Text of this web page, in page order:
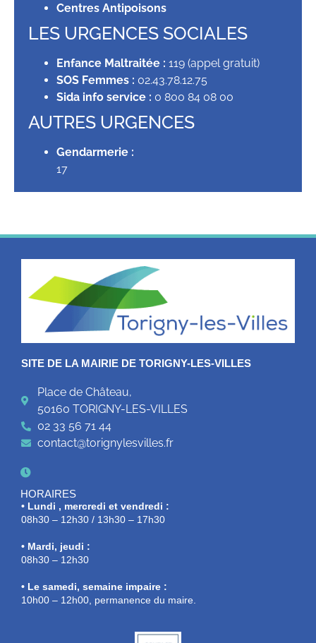
Centres Antipoisons
LES URGENCES SOCIALES
Enfance Maltraitée : 119 (appel gratuit)
SOS Femmes : 02.43.78.12.75
Sida info service : 0 800 84 08 00
AUTRES URGENCES
Gendarmerie :
17
SITE DE LA MAIRIE DE TORIGNY-LES-VILLES
Place de Château,
50160 TORIGNY-LES-VILLES
02 33 56 71 44
contact@torignylesvilles.fr
HORAIRES
• Lundi , mercredi et vendredi :
08h30 – 12h30 / 13h30 – 17h30
• Mardi, jeudi :
08h30 – 12h30
• Le samedi, semaine impaire :
10h00 – 12h00, permanence du maire.